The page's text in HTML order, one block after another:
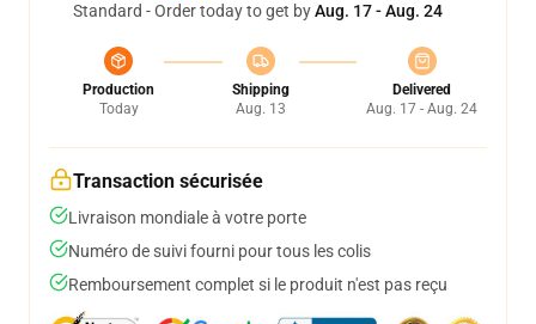
Standard - Order today to get byAug. 17 - Aug. 24
Production
Today
Shipping
Aug. 13
Delivered
Aug. 17 - Aug. 24
Transaction sécurisée
Livraison mondiale à votre porte
Numéro de suivi fourni pour tous les colis
Remboursement complet si le produit n'est pas reçu